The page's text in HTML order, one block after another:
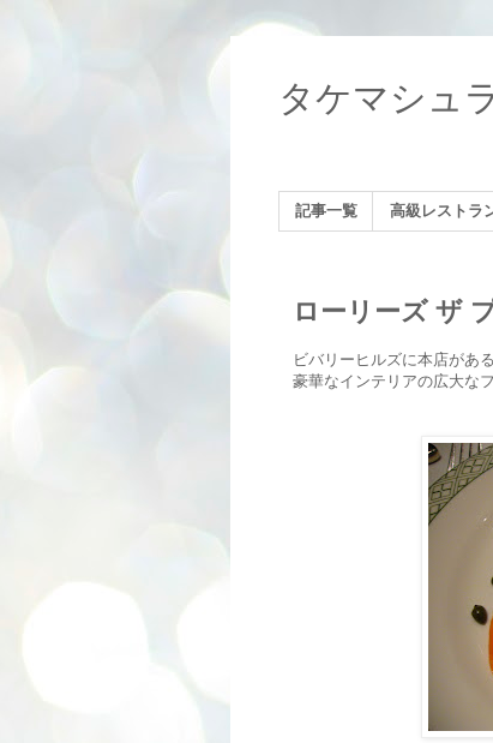
タケマシュ
記事一覧 高級レストラ
ローリーズ ザ
ビバリーヒルズに本店があ
豪華なインテリアの広大な